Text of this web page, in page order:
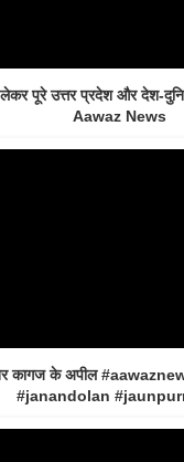
पूरे उत्तर प्रदेश और देश-
Aawaz News
कागज के अपील
#janandolan